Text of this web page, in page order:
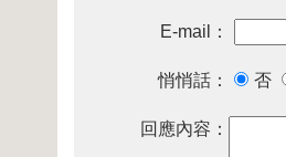
E-mail：
悄悄話： 否
回應內容：